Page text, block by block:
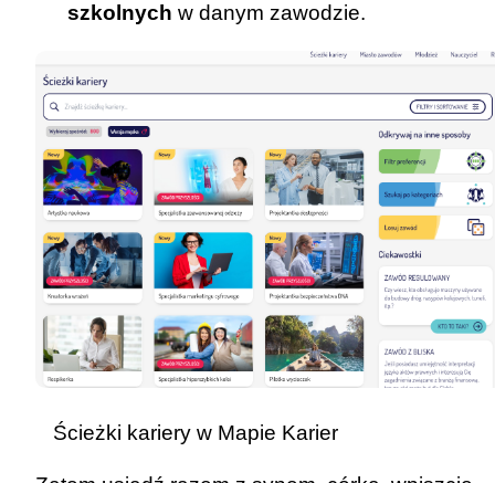
szkolnych w danym zawodzie.
Ścieżki kariery w Mapie Karier